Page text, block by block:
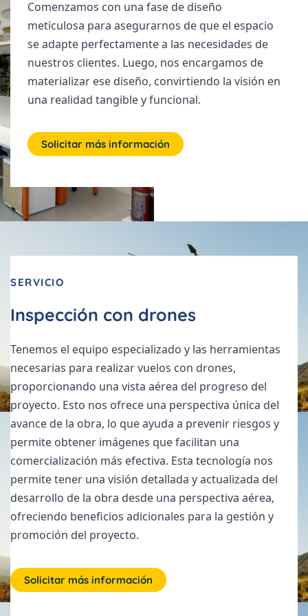
Comenzamos con una fase de diseño
meticulosa para asegurarnos de que el espacio
se adapte perfectamente a las necesidades de
nuestros clientes. Luego, nos encargamos de
materializar ese diseño, convirtiendo la visión en
una realidad tangible y funcional.
Solicitar más información
SERVICIO
Inspección con drones
Tenemos el equipo especializado y las herramientas
necesarias para realizar vuelos con drones,
proporcionando una vista aérea del progreso del
proyecto. Esto nos ofrece una perspectiva única del
avance de la obra, lo que ayuda a prevenir riesgos y
permite obtener imágenes que facilitan una
comercialización más efectiva. Esta tecnología nos
permite tener una visión detallada y actualizada del
desarrollo de la obra desde una perspectiva aérea,
ofreciendo beneficios adicionales para la gestión y
promoción del proyecto.
Solicitar más información